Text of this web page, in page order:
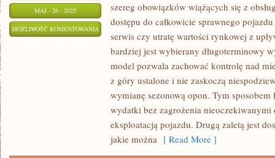
MAJ - 26 - 2025
MOŻLIWOŚĆ KOMENTOWANIA
szereg obowiązków wiążących się z
dostępu do całkowicie sprawnego
serwis czy utratę wartości rynkowej z
bardziej jest wybierany długoterminowy
model pozwala zachować kontrolę nad
z góry ustalone i nie zaskoczą
wymianę sezonową opon. Tym sposobem
wydatki bez zagrożenia
eksploatacją pojazdu. Drugą zaletą jest
jakie można [ Read More ]